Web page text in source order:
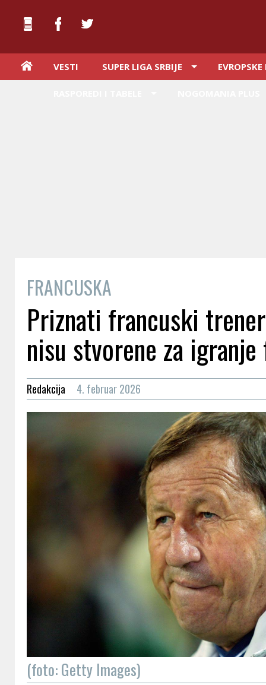
VESTI SUPER LIGA SRBIJE EVROPSKE
FRANCUSKA
Priznati francuski
nisu stvorene za
Redakcija 4. februar 2026
(foto: Getty Images)